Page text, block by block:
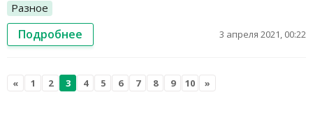
Разное
Подробнее 3 апреля 2021, 00:22
« 1 2 3 4 5 6 7 8 9 10 »